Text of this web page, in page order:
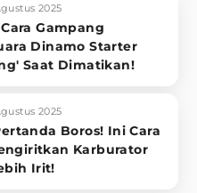
2025
Gampang
Dinamo Starter
Saat Dimatikan!
2025
Boros! Ini Cara
Karburator
Irit!